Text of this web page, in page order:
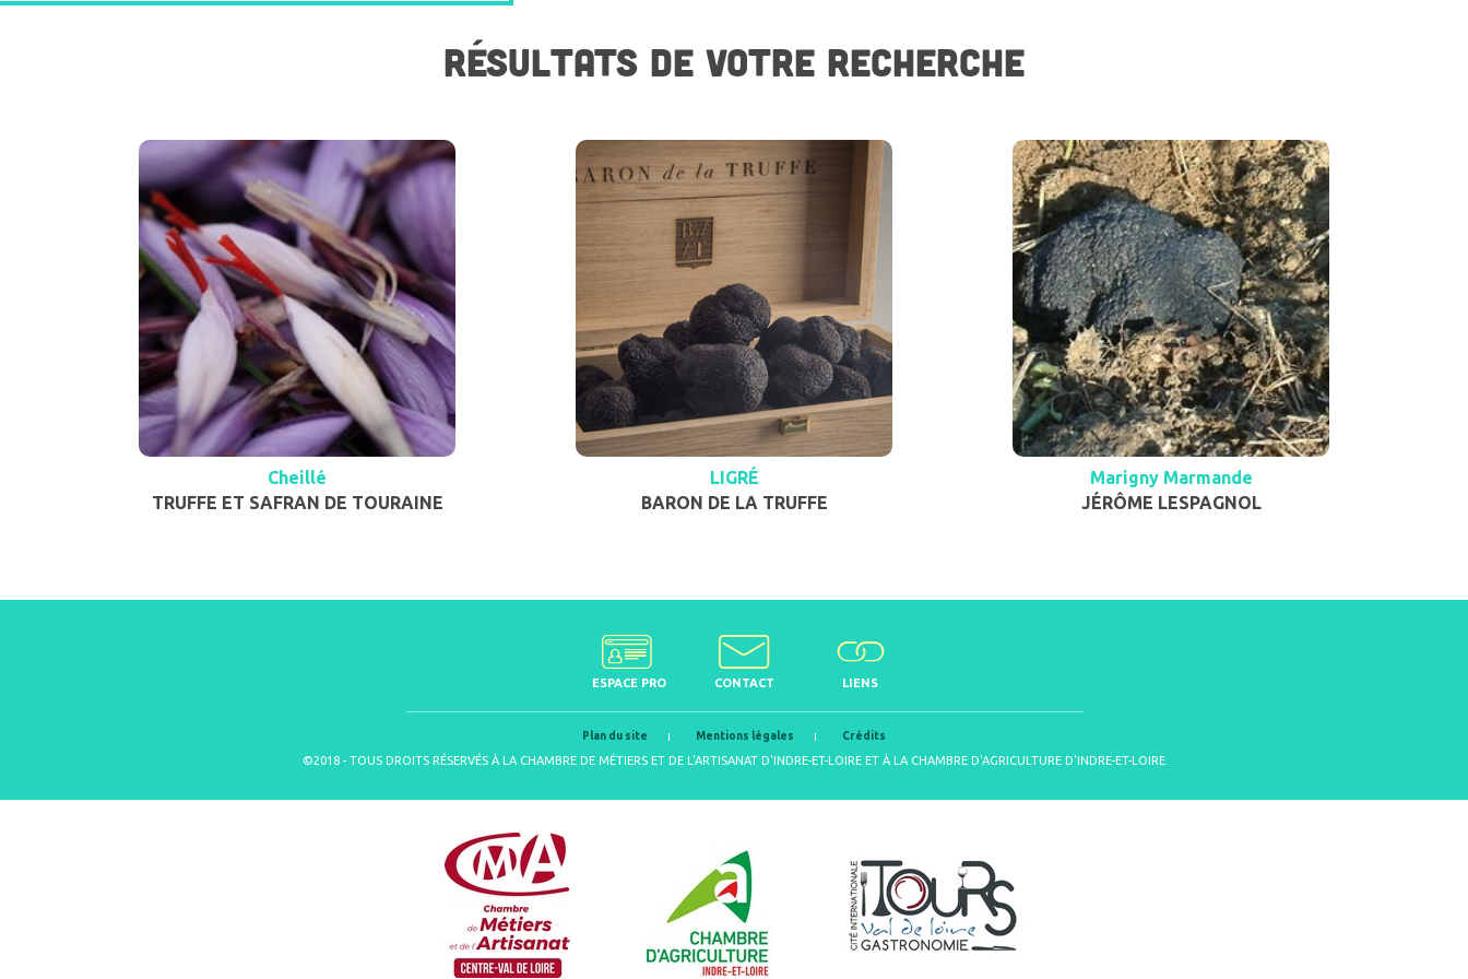
RÉSULTATS DE VOTRE RECHERCHE
Cheillé
TRUFFE ET SAFRAN DE TOURAINE
LIGRÉ
BARON DE LA TRUFFE
Marigny Marmande
JÉRÔME LESPAGNOL
ESPACE PRO CONTACT LIENS
Plan du site Mentions légales Crédits
©2018 - TOUS DROITS RÉSERVÉS À LA CHAMBRE DE MÉTIERS ET DE L'ARTISANAT D'INDRE-ET-LOIRE ET À LA CHAMBRE D'AGRICULTURE D'INDRE-ET-LOIRE